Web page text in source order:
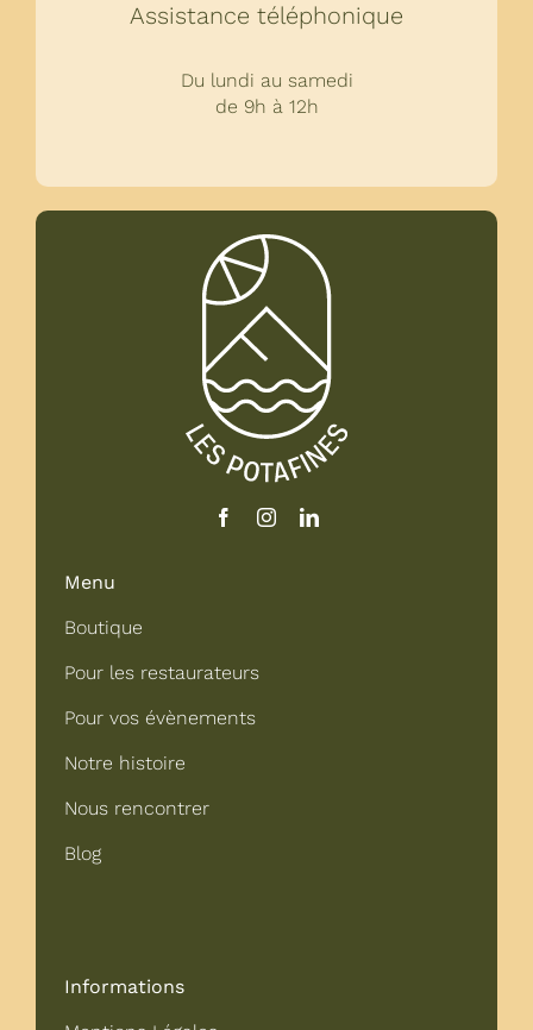
Assistance téléphonique
Du lundi au samedi
de 9h à 12h
Menu
Boutique
Pour les restaurateurs
Pour vos évènements
Notre histoire
Nous rencontrer
Blog
Informations